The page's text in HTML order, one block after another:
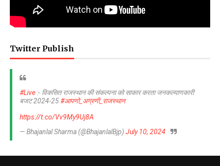
Twitter Publish
#Live :- विकसित राजस्थान की संकल्पना को साकार करता जनकल्याणकारी
बजट 2024-25#आपणो_अग्रणी_राजस्थान
https://t.co/Vv9My9Uj8A
— Bhajanlal Sharma (@BhajanlalBjp) July 10, 2024